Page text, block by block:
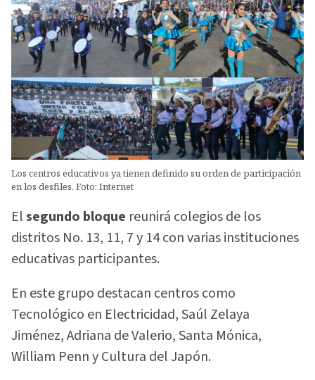
Los centros educativos ya tienen definido su orden de participación
en los desfiles. Foto: Internet
Elsegundo bloque reunirá colegios de los
distritos No. 13, 11, 7 y 14 con varias instituciones
educativas participantes.
En este grupo destacan centros como
Tecnológico en Electricidad, Saúl Zelaya
Jiménez, Adriana de Valerio, Santa Mónica,
William Penn y Cultura del Japón.